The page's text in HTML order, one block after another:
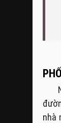
nhà